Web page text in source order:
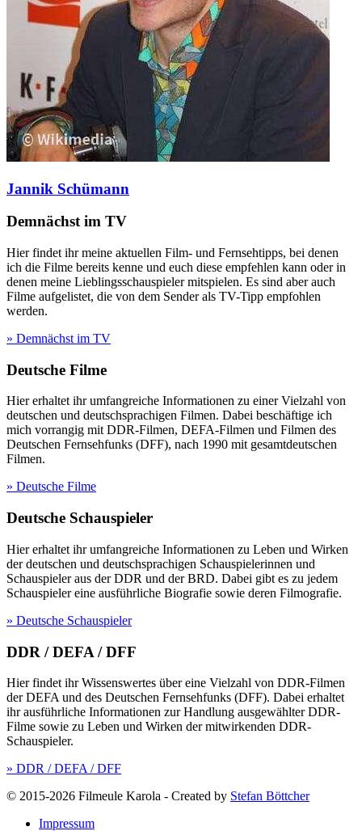
Jannik Schümann
Demnächst im TV
Hier findet ihr meine aktuellen Film- und Fernsehtipps, bei denen
ich die Filme bereits kenne und euch diese empfehlen kann oder in
denen meine Lieblingsschauspieler mitspielen. Es sind aber auch
Filme aufgelistet, die von dem Sender als TV-Tipp empfohlen
werden.
» Demnächst im TV
Deutsche Filme
Hier erhaltet ihr umfangreiche Informationen zu einer Vielzahl von
deutschen und deutschsprachigen Filmen. Dabei beschäftige ich
mich vorrangig mit DDR-Filmen, DEFA-Filmen und Filmen des
Deutschen Fernsehfunks (DFF), nach 1990 mit gesamtdeutschen
Filmen.
» Deutsche Filme
Deutsche Schauspieler
Hier erhaltet ihr umfangreiche Informationen zu Leben und Wirken
der deutschen und deutschsprachigen Schauspielerinnen und
Schauspieler aus der DDR und der BRD. Dabei gibt es zu jedem
Schauspieler eine ausführliche Biografie sowie deren Filmografie.
» Deutsche Schauspieler
DDR / DEFA / DFF
Hier findet ihr Wissenswertes über eine Vielzahl von DDR-Filmen
der DEFA und des Deutschen Fernsehfunks (DFF). Dabei erhaltet
ihr ausführliche Informationen zur Handlung ausgewählter DDR-
Filme sowie zu Leben und Wirken der mitwirkenden DDR-
Schauspieler.
» DDR / DEFA / DFF
© 2015-2026 Filmeule Karola - Created by Stefan Böttcher
Impressum